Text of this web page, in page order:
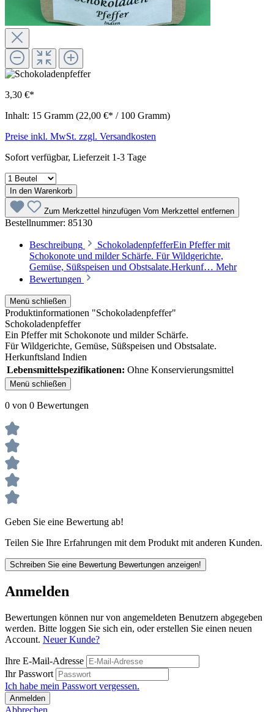
3,30 €*
Inhalt: 15 Gramm (22,00 €* / 100 Gramm)
Preise inkl. MwSt. zzgl. Versandkosten
Sofort verfügbar, Lieferzeit 1-3 Tage
In den Warenkorb
Zum Merkzettel hinzufügen Vom Merkzettel entfernen
Bestellnummer: 85130
Beschreibung
SchokoladenpfefferEin Pfeffer mit
Schokonote und milder Schärfe. Für Wildgerichte,
Gemüse, Süßspeisen und Obstsalate.Herkunf… Mehr
Bewertungen
Menü schließen
Produktinformationen "Schokoladenpfeffer"
Schokoladenpfeffer
Ein Pfeffer mit Schokonote und milder Schärfe.
Für Wildgerichte, Gemüse, Süßspeisen und Obstsalate.
Herkunftsland Indien
Lebensmittelspezifikationen: Ohne Konservierungsmittel
Menü schließen
0 von 0 Bewertungen
Geben Sie eine Bewertung ab!
Teilen Sie Ihre Erfahrungen mit dem Produkt mit anderen Kunden.
Schreiben Sie eine Bewertung Bewertungen anzeigen!
Anmelden
Bewertungen können nur von angemeldeten Benutzern abgegeben
werden. Bitte loggen Sie sich ein, oder erstellen Sie einen neuen
Account. Neuer Kunde?
Ihre E-Mail-Adresse
Ihr Passwort
Ich habe mein Passwort vergessen.
Anmelden
Abbrechen